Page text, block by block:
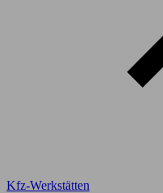
Kfz-Werkstätten